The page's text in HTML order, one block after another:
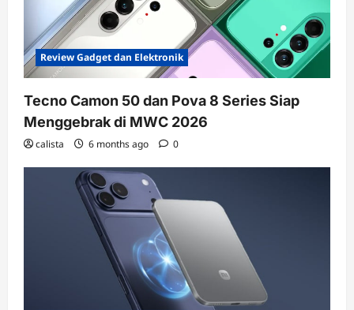
Review Gadget dan Elektronik
Tecno Camon 50 dan Pova 8 Series Siap
Menggebrak di MWC 2026
calista 6 months ago 0